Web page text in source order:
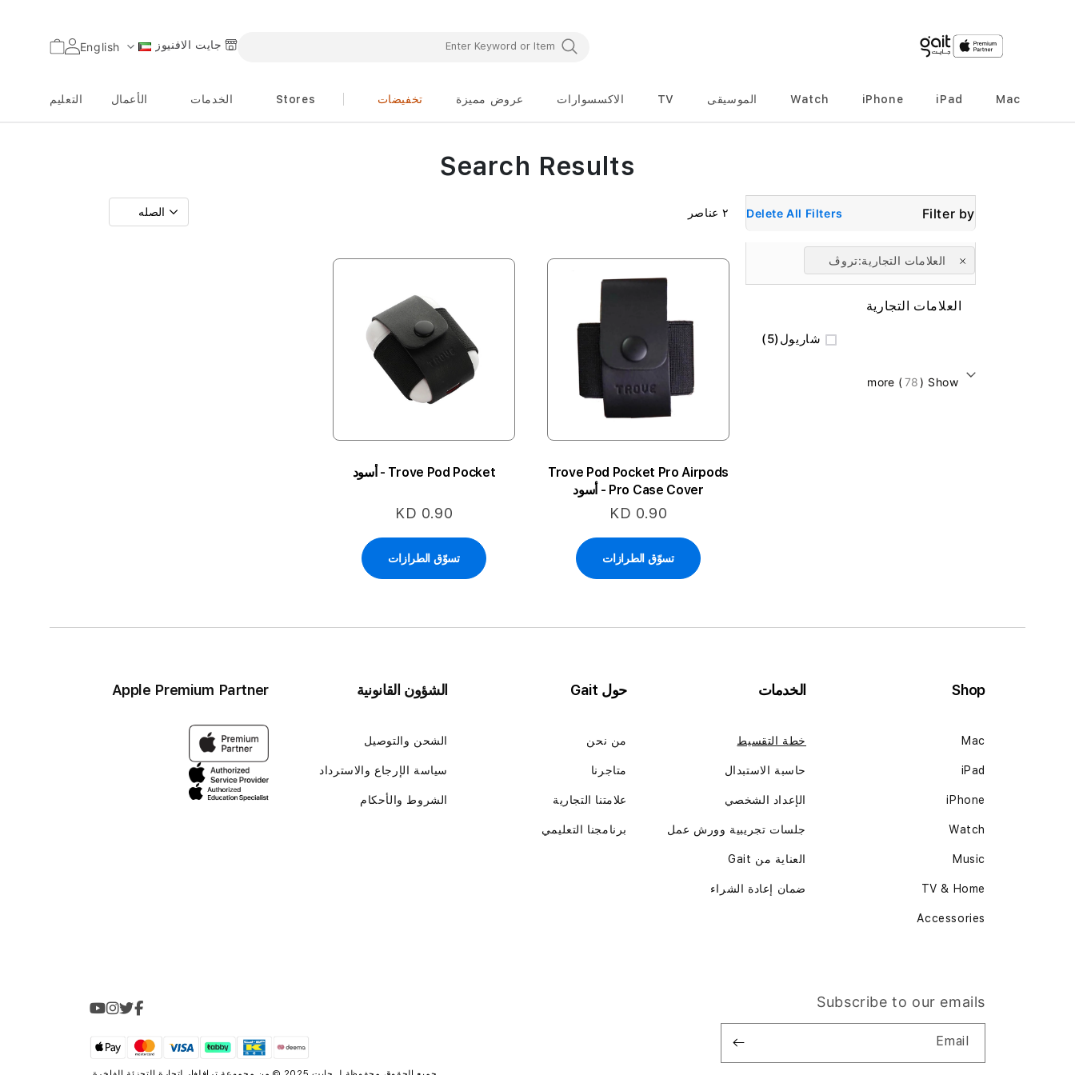
اللغة English جايت الافنيوز السلة
Mac
iPad
iPhone
Watch الموسيقى TV الاكسسوارات عروض مميزة تخفيضات Stores الخدمات الأعمال التعليم
٢عناصر
Trove Pod Pocket Pro Airpods
Pro Case Cover - أسود
KD 0.90
تسوّق الطرازات
Trove Pod Pocket - أسود
KD 0.90
تسوّق الطرازات
Search Results
العلامات التجارية تروڤ
Delete All Filters
العلامات التجارية
شاريول 5
المنتج
Show (
78
) more
Shop
Mac
iPad
iPhone
Watch
Music
TV & Home
Accessories
الخدمات
خطة التقسيط
حاسبة الاستبدال
الإعداد الشخصي
جلسات تجريبية وورش عمل
العناية من Gait
ضمان إعادة الشراء
حول Gait
من نحن
متاجرنا
علامتنا التجارية
برنامجنا التعليمي
الشؤون القانونية
الشحن والتوصيل
سياسة الإرجاع والاسترداد
الشروط والأحكام
Apple Premium Partner
Subscribe to our emails
Email